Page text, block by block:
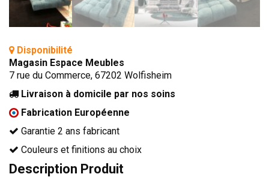
TÊTES DE LITS
MEUBLES DE COMPLÉMENT
TAPIS
MIROIRS
PETITS MEUBLES
AMÉNAGEMENTS SUR MESURE
AGENCEMENTS INTÉRIEURS
DESIGN
Disponibilité
Magasin Espace Meubles
7 rue du Commerce, 67202 Wolfisheim
Livraison à domicile par nos soins
Fabrication Européenne
Garantie 2 ans fabricant
Couleurs et finitions au choix
Description Produit